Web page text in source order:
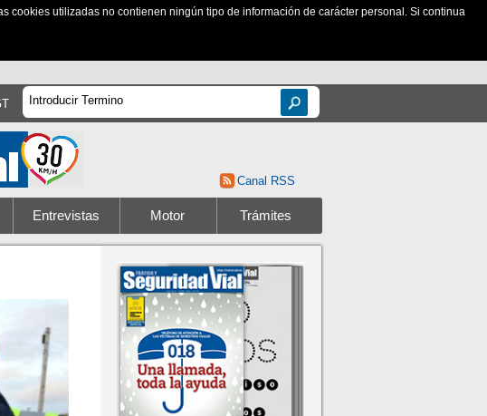
cookies utilizadas no contienen ningún tipo de información de carácter personal. Si continua
Canal RSS
Entrevistas Motor Trámites